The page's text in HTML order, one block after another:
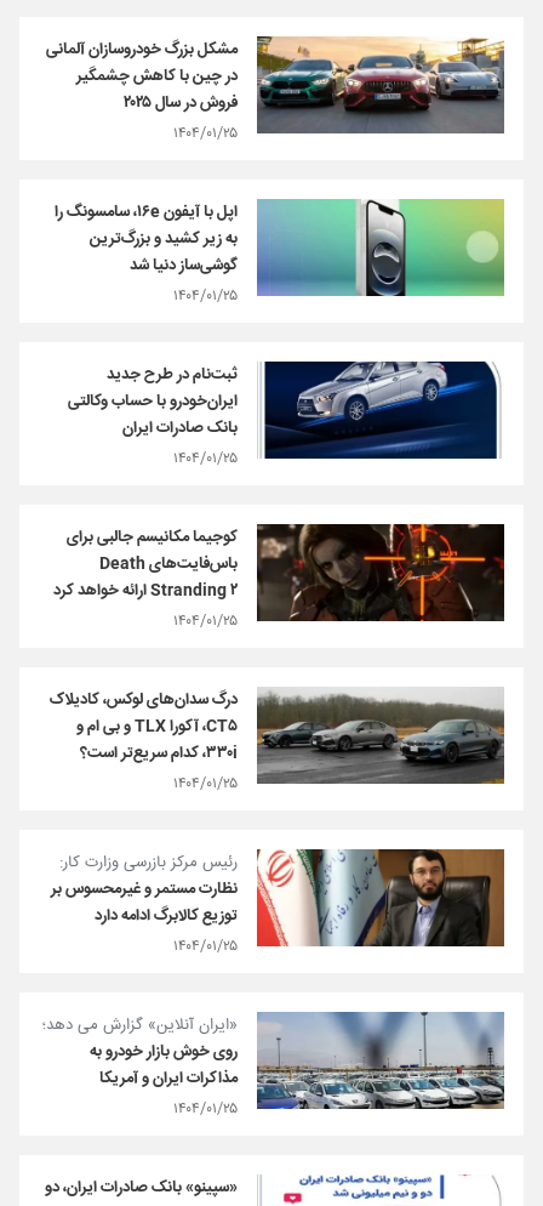
مشکل بزرگ خودروسازان آلمانی
در چین با کاهش چشمگیر
فروش در سال ۲۰۲۵
۱۴۰۴/۰۱/۲۵
اپل با آیفون ۱۶e، سامسونگ را
به زیر کشید و بزرگ‌ترین
گوشی‌ساز دنیا شد
۱۴۰۴/۰۱/۲۵
​ثبت‌نام در طرح جدید
ایران‌خودرو با حساب وکالتی
بانک صادرات ایران
۱۴۰۴/۰۱/۲۵
کوجیما مکانیسم جالبی برای
باس‌فایت‌های Death
Stranding ۲ ارائه خواهد کرد
۱۴۰۴/۰۱/۲۵
درگ سدان‌های لوکس، کادیلاک
CT۵، آکورا TLX و بی ام و
۳۳۰i، کدام سریع‌تر است؟
۱۴۰۴/۰۱/۲۵
رئیس مرکز بازرسی وزارت کار:
نظارت مستمر و غیرمحسوس بر
توزیع کالابرگ ادامه دارد
۱۴۰۴/۰۱/۲۵
«ایران آنلاین» گزارش می دهد؛
روی خوش بازار خودرو به
مذاکرات ایران و آمریکا
۱۴۰۴/۰۱/۲۵
«سپینو» بانک صادرات ایران، دو